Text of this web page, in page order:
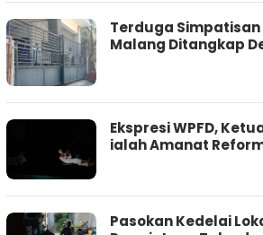
Terduga Simpatisan
Malang Ditangkap
Ekspresi WPFD,
ialah Amanat
Pasokan Kedelai